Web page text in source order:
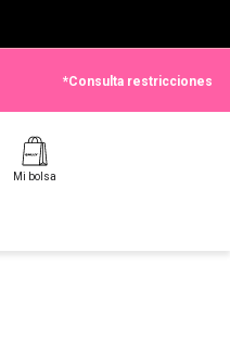
*Consulta restricciones
Mi bolsa